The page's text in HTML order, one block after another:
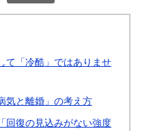
て「冷酷」ではありませ
気と離婚」の考え方
回復の見込みがない強度